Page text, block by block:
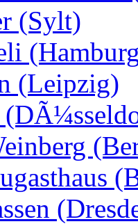
(Sylt)
(Leipzig)